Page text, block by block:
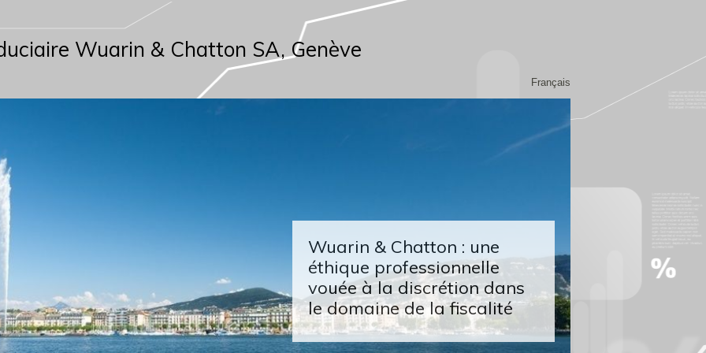
Français
Wuarin & Chatton SA, Genève
Wuarin & Chatton : une
éthique professionnelle
vouée à la discrétion dans
le domaine de la fiscalité